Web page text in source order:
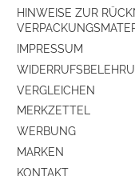
HINWEISE ZUR
IMPRESSUM
VERGLEICHEN
MERKZETTEL
WERBUNG
MARKEN
KONTAKT